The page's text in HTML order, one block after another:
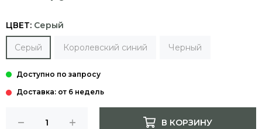
ЦВЕТ: Серый
Серый Королевский синий Черный
Доставка: от 6 недель
В КОРЗИНУ